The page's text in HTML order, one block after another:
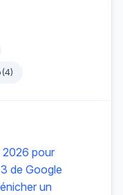
(4)
2026 pour
de Google
un